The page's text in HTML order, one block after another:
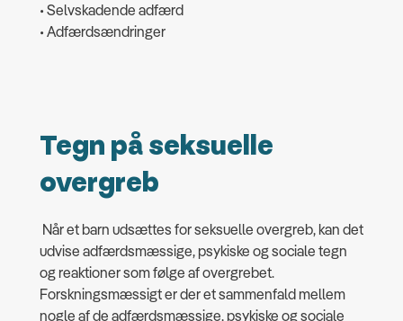
• Selvskadende adfærd
• Adfærdsændringer
Tegn på seksuelle
overgreb
Når et barn udsættes for seksuelle overgreb, kan det
udvise adfærdsmæssige, psykiske og sociale tegn
og reaktioner som følge af overgrebet.
Forskningsmæssigt er der et sammenfald mellem
nogle af de adfærdsmæssige, psykiske og sociale